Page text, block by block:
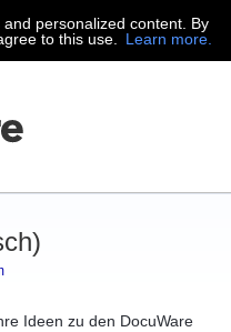
personalized content. By
to this use.
Learn more.
Ideen zu den DocuWare